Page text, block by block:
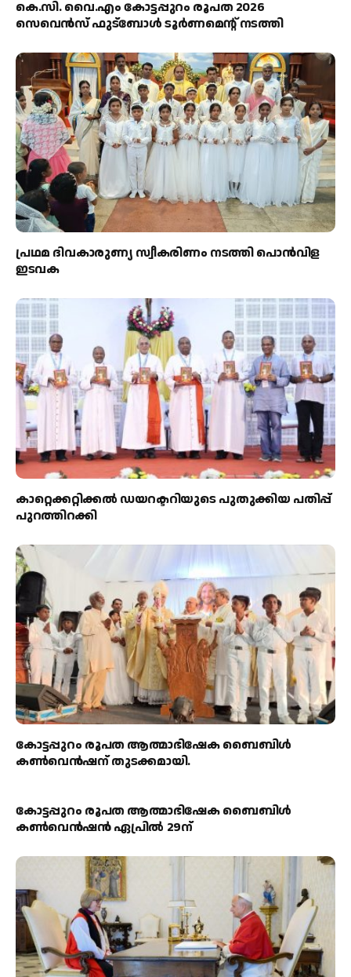
കെ.സി. വൈ.എം കോട്ടപ്പുറം രൂപത 2026
സെവെൻസ് ഫുട്ബോൾ ടൂർണമെന്റ് നടത്തി
പ്രഥമ ദിവകാരുണ്യ സ്വീകരിണം നടത്തി പൊൻവിള
ഇടവക
കാറ്റെക്കറ്റിക്കൽ ഡയറക്ടറിയുടെ പുതുക്കിയ പതിപ്പ്
പുറത്തിറക്കി
കോട്ടപ്പുറം രൂപത ആത്മാഭിഷേക ബൈബിൾ
കൺവെൻഷന് തുടക്കമായി.
കോട്ടപ്പുറം രൂപത ആത്മാഭിഷേക ബൈബിൾ
കൺവെൻഷൻ ഏപ്രിൽ 29ന്